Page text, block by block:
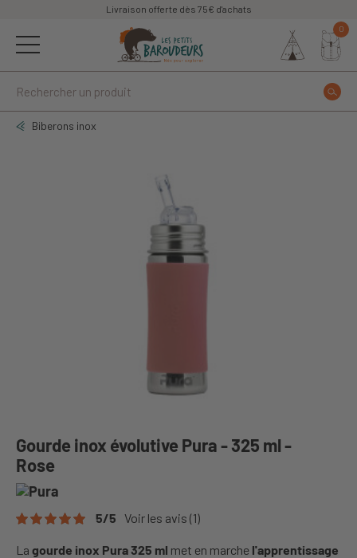
Livraison offerte dès 75€ d'achats
0
Biberons inox
Gourde inox évolutive Pura - 325 ml -
Rose
5/5 Voir les avis (1)
La gourde inox Pura 325 ml met en marche l'apprentissage